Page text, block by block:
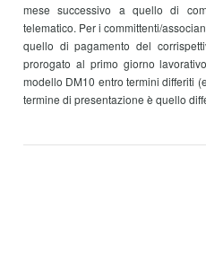
mese successivo a quello di
telematico. Per i committenti/
quello di pagamento del
prorogato al primo giorno
modello DM10 entro termini differiti
termine di presentazione è quello